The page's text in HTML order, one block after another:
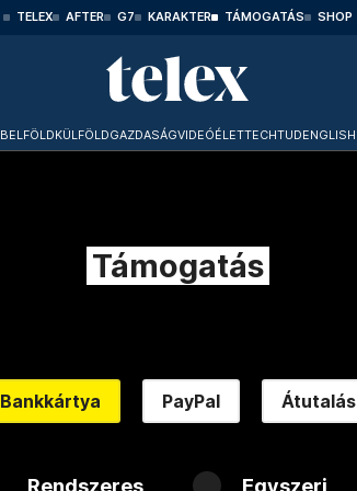
TELEX AFTER G7 KARAKTER TÁMOGATÁS SHOP
BELFÖLDKÜLFÖLDGAZDASÁGVIDEÓÉLETTECHTUDENGLISH
Támogatás
Bankkártya PayPal Átutalás
Rendszeres Egyszeri